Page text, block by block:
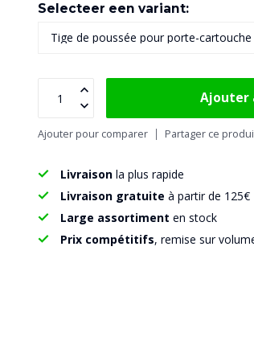
Selecteer een variant:
Ajouter
Ajouter pour comparer Partager ce
Livraison la plus rapide
Livraison gratuite à partir de 125€
Large assortiment en stock
Prix compétitifs, remise sur